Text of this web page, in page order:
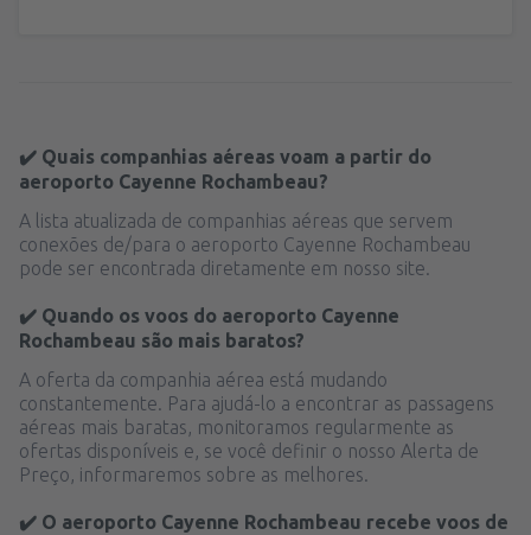
✔️ Quais companhias aéreas voam a partir do
aeroporto Cayenne Rochambeau?
A lista atualizada de companhias aéreas que servem
conexões de/para o aeroporto Cayenne Rochambeau
pode ser encontrada diretamente em nosso site.
✔️ Quando os voos do aeroporto Cayenne
Rochambeau são mais baratos?
A oferta da companhia aérea está mudando
constantemente. Para ajudá-lo a encontrar as passagens
aéreas mais baratas, monitoramos regularmente as
ofertas disponíveis e, se você definir o nosso Alerta de
Preço, informaremos sobre as melhores.
✔️ O aeroporto Cayenne Rochambeau recebe voos de